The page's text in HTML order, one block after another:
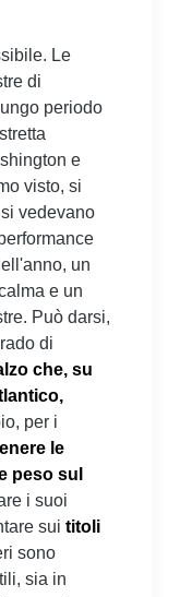
Le
di
periodo
e
visto, si
vedevano
un
e un
Può darsi,
di
che, su
per i
le
peso sul
i suoi
sui titoli
sono
sia in